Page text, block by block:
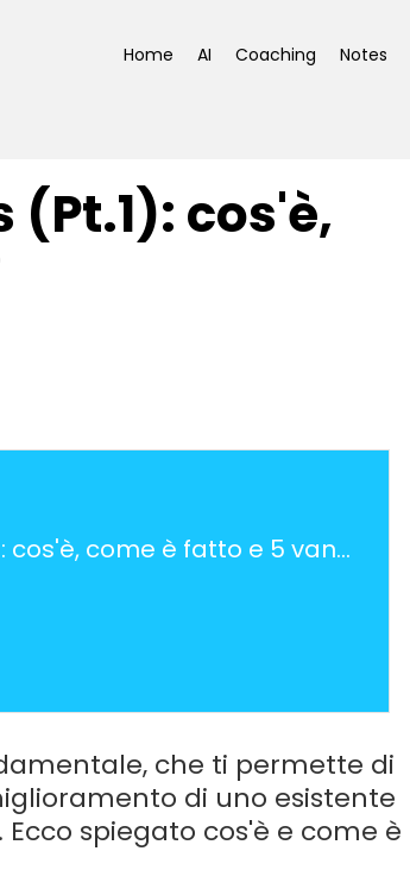
Home AI Coaching Notes
cos'è,
Value Proposition Canvas (Pt.1): cos'è, come è fatto e 5 vantaggi
che ti permette di
di uno esistente
spiegato cos'è e come è